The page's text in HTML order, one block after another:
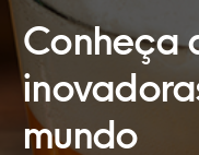
Conheça
mundo